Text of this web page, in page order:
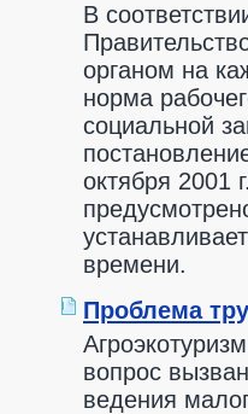
В
органом на
норма
социальной
октября
времени.
Проблема
вопрос
ведения